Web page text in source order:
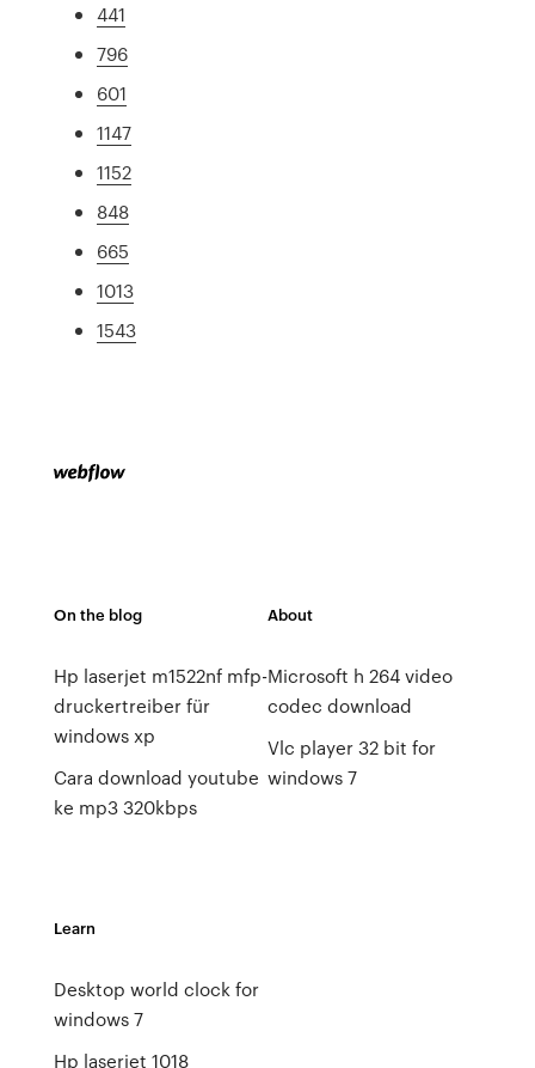
441
796
601
1147
1152
848
665
1013
1543
On the blog
Hp laserjet m1522nf mfp-
druckertreiber für
windows xp
Cara download youtube
ke mp3 320kbps
About
Microsoft h 264 video
codec download
Vlc player 32 bit for
windows 7
Learn
Desktop world clock for
windows 7
Hp laserjet 1018